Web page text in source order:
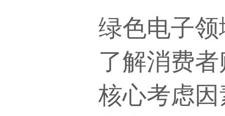
绿色电子
了解消费
核心考虑